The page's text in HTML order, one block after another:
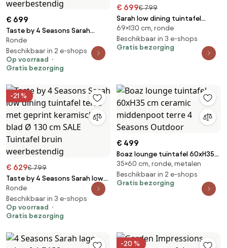
€ 699
Taste by 4 Seasons Sarah
tuintafel terre met geprint
keramisch blad Ø 120 cm
Tuintafel bruin weerbestendig
Ronde
Beschikbaar in 2 e-shops
Op voorraad
Gratis bezorging
€ 699€ 799
Sarah low dining tuintafel
130xH69 cm printed ceramic
terre Taste 4SO
69×130 cm, ronde
Beschikbaar in 3 e-shops
Gratis bezorging
-21 %
€ 629€ 799
Taste by 4 Seasons Sarah low
dining tuintafel terre met
geprint keramisch blad Ø 130
cm SALE Tuintafel bruin
weerbestendig
Ronde
Beschikbaar in 3 e-shops
Op voorraad
Gratis bezorging
€ 499
Boaz lounge tuintafel 60xH35
cm ceramic middenpoot terre
4 Seasons Outdoor
35×60 cm, ronde, metalen
Beschikbaar in 2 e-shops
Gratis bezorging
-20 %